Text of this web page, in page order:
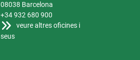
08038 Barcelona
+34 932 680 900
veure altres oficines i
seus